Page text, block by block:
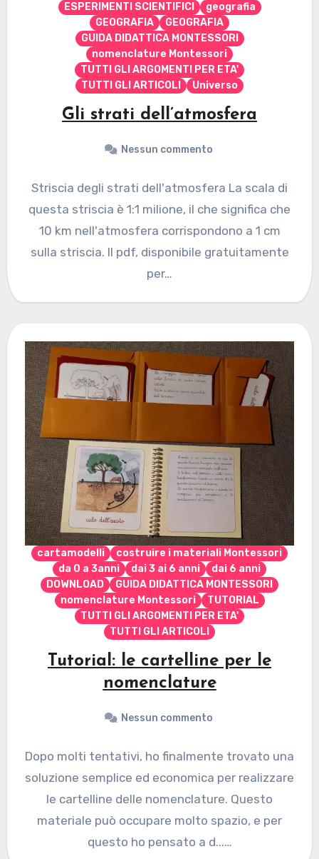
ESPERIMENTI SCIENTIFICI
geografia
GEOGRAFIA
GEOGRAFIA
GUIDA DIDATTICA MONTESSORI
nomenclature Montessori
TUTTI GLI ARGOMENTI PER ETA'
TUTTI GLI ARTICOLI
Universo
Gli strati dell’atmosfera
Nessun commento
Striscia degli strati dell'atmosfera La scala di
questa striscia è 1:1 milione, il che significa che
10 km nell'atmosfera corrispondono a 1 cm
sulla striscia. Il pdf, disponibile gratuitamente
per…
cartamodelli
costruire i materiali Montessori
da 0 a 3anni
dai 3 ai 6 anni
dai 6 anni
DOWNLOAD
GUIDA DIDATTICA MONTESSORI
nomenclature Montessori
TUTORIAL
TUTTI GLI ARGOMENTI PER ETA'
TUTTI GLI ARTICOLI
Tutorial: le cartelline per le
nomenclature
Nessun commento
Dopo molti tentativi, ho finalmente trovato una
soluzione semplice ed economica per realizzare
le cartelline delle nomenclature. Questo
materiale può occupare molto spazio, e per
questo ho pensato a d...…